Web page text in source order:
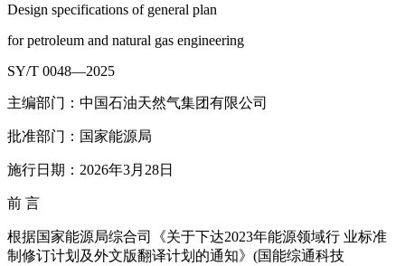
Design specifications of general plan
for petroleum and natural gas engineering
SY/T 0048—2025
主编部门：中国石油天然气集团有限公司
批准部门：国家能源局
施行日期：2026年3月28日
前 言
根据国家能源局综合司《关于下达2023年能源领域行 业标准
制修订计划及外文版翻译计划的通知》(国能综通科技